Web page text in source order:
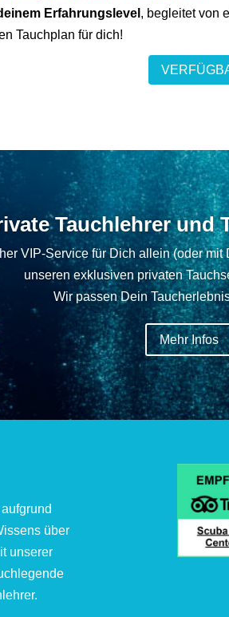
Erfahrungslevel , begleitet von
Tauchplan für dich!
Tauchlehrer und
VIP-Service für Dich allein (oder
unseren exklusiven privaten
Wir passen Dein
Mehr Infos
über
unserer